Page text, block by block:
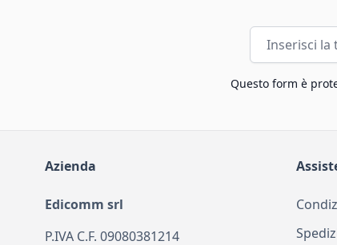
Indirizzo email
Questo form è
Azienda
Edicomm srl
P.IVA C.F. 09080381214